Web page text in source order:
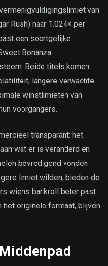
van
Rush) naar 1.024× per
een soortgelijke
Bonanza
Beide titels komen
langere verwachte
winstlimieten van
voorgangers.
transparant: het
wat er is veranderd en
bevredigend vonden
limiet wilden, bieden de
wiens bankroll beter past
het originele formaat, blijven